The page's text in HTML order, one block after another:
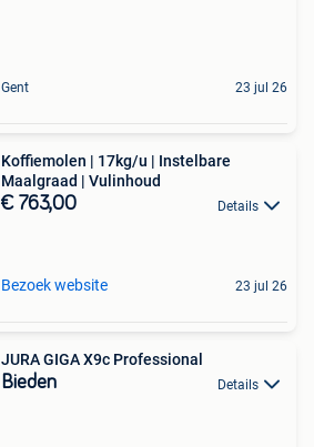
Gent 23 jul 26
Koffiemolen | 17kg/u | Instelbare
Maalgraad | Vulinhoud
€ 763,00 Details
Bezoek website 23 jul 26
JURA GIGA X9c Professional
Bieden Details